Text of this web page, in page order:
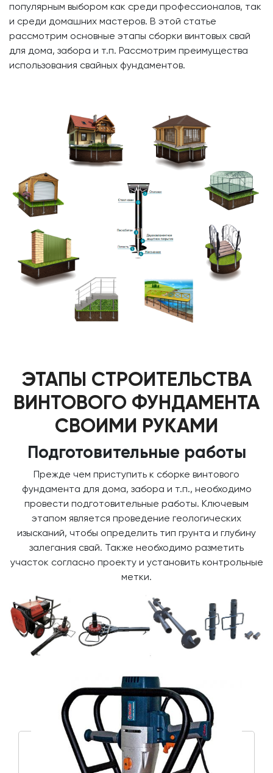
популярным выбором как среди профессионалов, так
и среди домашних мастеров. В этой статье
рассмотрим основные этапы сборки винтовых свай
для дома, забора и т.п. Рассмотрим преимущества
использования свайных фундаментов.
ЭТАПЫ СТРОИТЕЛЬСТВА
ВИНТОВОГО ФУНДАМЕНТА
СВОИМИ РУКАМИ
Подготовительные работы
Прежде чем приступить к сборке винтового
фундамента для дома, забора и т.п., необходимо
провести подготовительные работы. Ключевым
этапом является проведение геологических
изысканий, чтобы определить тип грунта и глубину
залегания свай. Также необходимо разметить
участок согласно проекту и установить контрольные
метки.